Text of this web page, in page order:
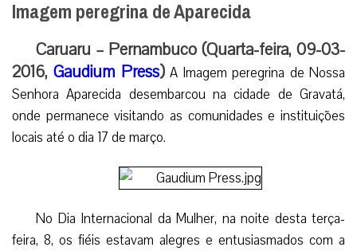
Imagem peregrina de Aparecida
Caruaru – Pernambuco (Quarta-feira, 09-03-
2016,Gaudium Press)A Imagem peregrina de Nossa
Senhora Aparecida desembarcou na cidade de Gravatá,
onde permanece visitando as comunidades e instituições
locais até o dia 17 de março.
No Dia Internacional da Mulher, na noite desta terça-
feira, 8, os fiéis estavam alegres e entusiasmados com a